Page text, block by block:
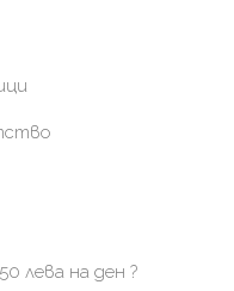
лева на ден ?